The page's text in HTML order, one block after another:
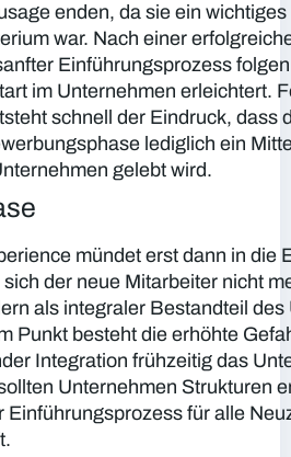
enden, da sie ein wichtiges
war. Nach einer
Einführungsprozess
im Unternehmen erleichtert.
schnell der Eindruck, dass
lediglich ein
gelebt wird.
mündet erst dann in die
der neue Mitarbeiter nicht
als integraler Bestandteil
Punkt besteht die erhöhte
Integration frühzeitig das
Unternehmen Strukturen
Einführungsprozess für alle